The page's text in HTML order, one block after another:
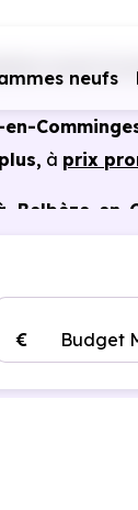
neufs
neufs
à prix
en-
Budget
€